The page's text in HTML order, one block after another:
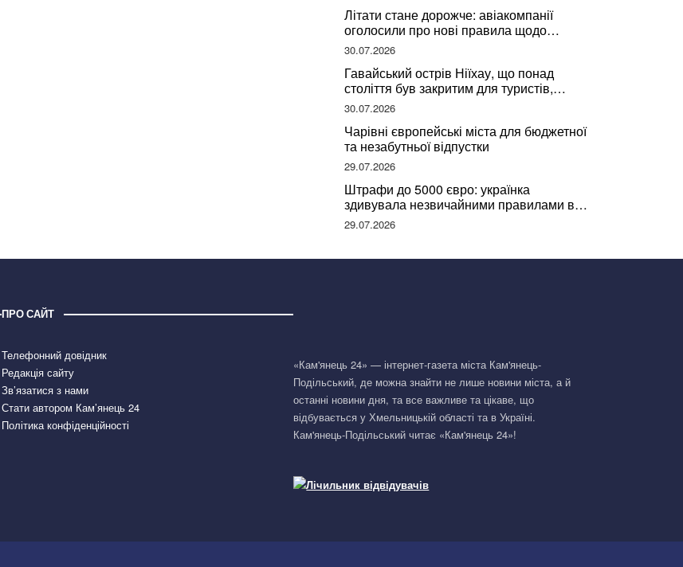
Літати стане дорожче: авіакомпанії
оголосили про нові правила щодо
вибору місць
30.07.2026
Гавайський острів Ніїхау, що понад
століття був закритим для туристів,
починає приймати перших відвідувачів
30.07.2026
Чарівні європейські міста для бюджетної
та незабутньої відпустки
29.07.2026
Штрафи до 5000 євро: українка
здивувала незвичайними правилами в
Німеччині та поділилася правдою
29.07.2026
ПРО САЙТ
Телефонний довідник
Редакція сайту
Зв’язатися з нами
Стати автором Кам’янець 24
Політика конфіденційності
«Кам'янець 24» — інтернет-газета міста Кам'янець-
Подільський, де можна знайти не лише новини міста, а й
останні новини дня, та все важливе та цікаве, що
відбувається у Хмельницькій області та в Україні.
Кам'янець-Подільський читає «Кам'янець 24»!